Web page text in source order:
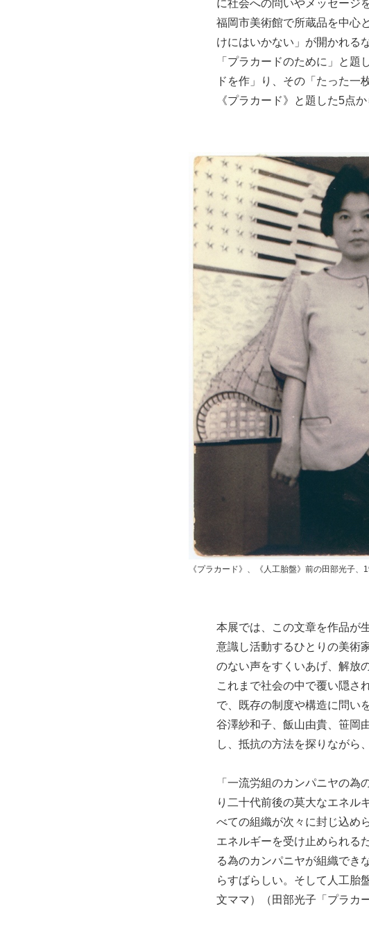
に社会への問いやメッセージ
福岡市美術館で所蔵品を中心
けにはいかない」が開かれる
「プラカードのために」と
ドを作」り、その「たった一
《プラカード》と題した5点
《プラカード》、《人工胎盤》前の田部光子
本展では、この文章を作品が
意識し活動するひとりの美術
のない声をすくいあげ、解放
これまで社会の中で覆い隠さ
で、既存の制度や構造に問い
谷澤紗和子、飯山由貴、笹岡
し、抵抗の方法を探りながら
「一流労組のカンパニヤの
り二十代前後の莫大なエネル
べての組織が次々に封じ込め
エネルギーを受け止められる
る為のカンパニヤが組織でき
らすばらしい。そして人工胎
文ママ）（田部光子「プラカ